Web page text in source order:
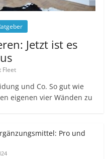
Jetzt ist es
Fleet
und Co. So gut wie
eigenen vier Wänden zu
Pro und